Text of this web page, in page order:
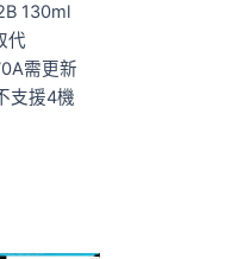
130ml
代
需更新
支援4機